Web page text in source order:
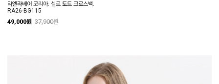
라엘라베어 코리아. 셀르 토트 크로스백.
RA26-BG115
49,000원 37,900원